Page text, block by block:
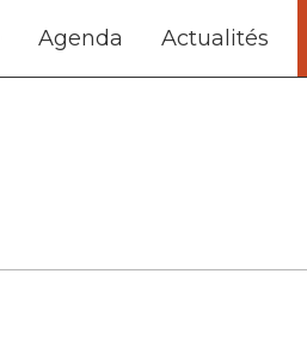
Agenda Actualités